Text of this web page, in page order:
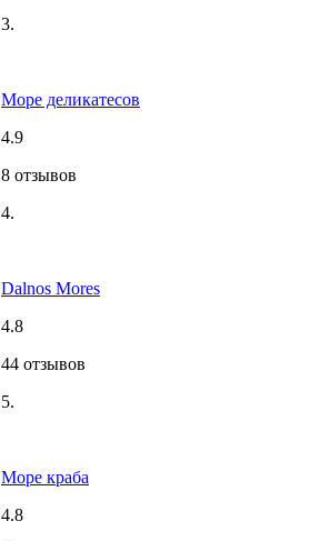
3.
Море деликатесов
4.9
8 отзывов
4.
Dalnos Mores
4.8
44 отзывов
5.
Море краба
4.8